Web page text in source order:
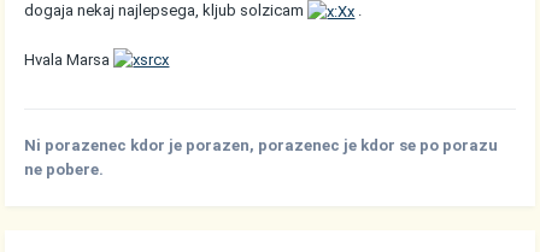
dogaja nekaj najlepsega, kljub solzicam
.
Hvala Marsa
Ni porazenec kdor je porazen, porazenec je kdor se po porazu
ne pobere.